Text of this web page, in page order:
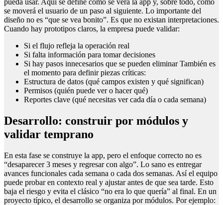
pueda usar. Aquí se define cómo se verá la app y, sobre todo, cómo
se moverá el usuario de un paso al siguiente. Lo importante del
diseño no es “que se vea bonito”. Es que no existan interpretaciones.
Cuando hay prototipos claros, la empresa puede validar:
Si el flujo refleja la operación real
Si falta información para tomar decisiones
Si hay pasos innecesarios que se pueden eliminar También es
el momento para definir piezas críticas:
Estructura de datos (qué campos existen y qué significan)
Permisos (quién puede ver o hacer qué)
Reportes clave (qué necesitas ver cada día o cada semana)
Desarrollo: construir por módulos y
validar temprano
En esta fase se construye la app, pero el enfoque correcto no es
“desaparecer 3 meses y regresar con algo”. Lo sano es entregar
avances funcionales cada semana o cada dos semanas. Así el equipo
puede probar en contexto real y ajustar antes de que sea tarde. Esto
baja el riesgo y evita el clásico “no era lo que quería” al final. En un
proyecto típico, el desarrollo se organiza por módulos. Por ejemplo: